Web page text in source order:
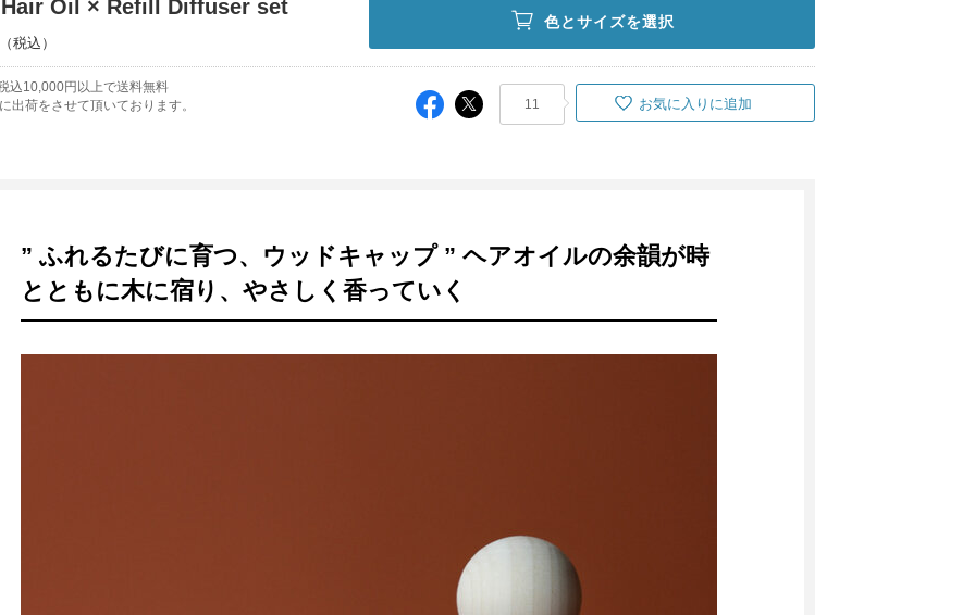
Oil × Refill Diffuser set
色とサイズを選択
込10,000円以上で送料無料
出荷をさせて頂いております。
11 お気に入りに追加
” ふれるたびに育つ、ウッドキャップ ” ヘアオイルの余韻が時
とともに木に宿り、やさしく香っていく